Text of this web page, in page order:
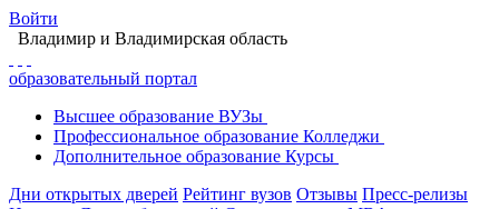
Войти
Владимир и Владимирская область
образовательный портал
Высшее образование ВУЗы
Профессиональное образование Колледжи
Дополнительное образование Курсы
Дни открытых дверей Рейтинг вузов Отзывы Пресс-релизы